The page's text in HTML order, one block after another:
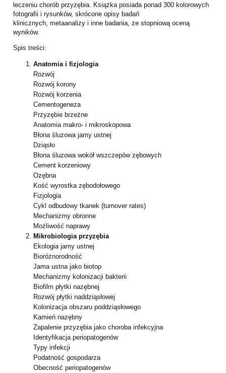
leczeniu chorób przyzębia. Książka posiada ponad 300 kolorowych
fotografii i rysunków, skrócone opisy badań
klinicznych, metaanalizy i inne badania, ze stopniową oceną
wyników.
Spis treści:
Anatomia i fizjologia
Rozwój
Rozwój korony
Rozwój korzenia
Cementogeneza
Przyzębie brzeżne
Anatomia makro- i mikroskopowa
Błona śluzowa jamy ustnej
Dziąsło
Błona śluzowa wokół wszczepów zębowych
Cement korzeniowy
Ozębna
Kość wyrostka zębodołowego
Fizjologia
Cykl odbudowy tkanek (turnover rates)
Mechanizmy obronne
Możliwość naprawy
Mikrobiologia przyzębia
Ekologia jamy ustnej
Bioróżnorodność
Jama ustna jako biotop
Mechanizmy kolonizacji bakterii
Biofilm płytki nazębnej
Rozwój płytki naddziąsłowej
Kolonizacja obszaru poddziąsłowego
Kamień nazębny
Zapalenie przyzębia jako choroba infekcyjna
Identyfikacja periopatogenów
Typy infekcji
Podatność gospodarza
Obecność periopatogenów